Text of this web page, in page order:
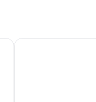
เบย์วิว รีสอร์ท ระยอง